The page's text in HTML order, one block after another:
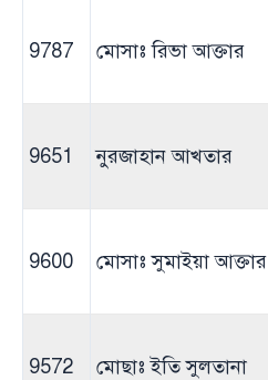
9787 মোসাঃ রিভা আক্তার
9651 নুরজাহান আখতার
9600 মোসাঃ সুমাইয়া আক্তার
9572 মোছাঃ ইতি সুলতানা